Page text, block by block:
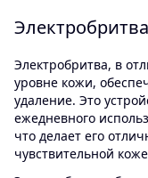
Электробритва, в
уровне кожи,
удаление. Это
ежедневного
что делает его
чувствительной